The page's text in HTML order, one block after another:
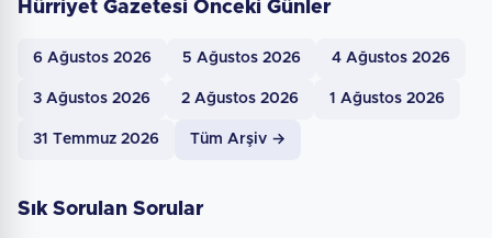
Hürriyet Gazetesi Önceki Günler
6 Ağustos 2026 5 Ağustos 2026 4 Ağustos 2026
3 Ağustos 2026 2 Ağustos 2026 1 Ağustos 2026
31 Temmuz 2026 Tüm Arşiv →
Sık Sorulan Sorular